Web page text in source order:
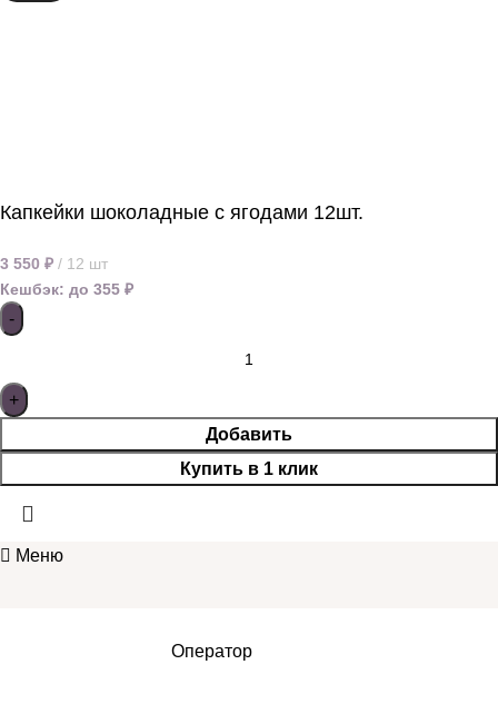
Капкейки шоколадные с ягодами 12шт.
3 550 ₽
12 шт
Кешбэк: до 355 ₽
Добавить
Купить в 1 клик
Меню
Оператор